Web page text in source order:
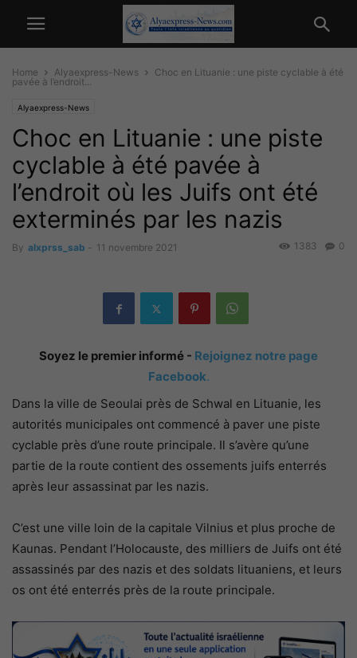
Home Alyaexpress-News
Choc en Lituanie : une piste cyclable à été
pavée à l’endroit...
Alyaexpress-News
Choc en Lituanie : une piste
cyclable à été pavée à
l’endroit où les Juifs ont été
exterminés par les nazis
By alxprss_sab - 11 novembre 2021 0
1383
Soyez le premier informé - Rejoignez notre page
Facebook.
Dans la ville de Seoulai près de Schwal en Lituanie, les
autorités municipales ont commencé à paver une piste
cyclable près d’une route principale. Il s’avère qu’une
partie de la route contient des ossements juifs enterrés
après leur assassinat par les nazis.
C’est une ville loin de la capitale Vilnius et plus proche de
Kaunas. Pendant l’Holocauste, des milliers de Juifs ont été
assassinés par des nazis et des soldats lituaniens, et leurs
os ont été enterrés près de la route principale.